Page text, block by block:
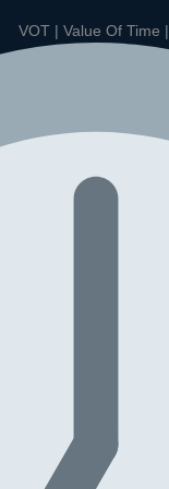
VOT | Value Of Time |